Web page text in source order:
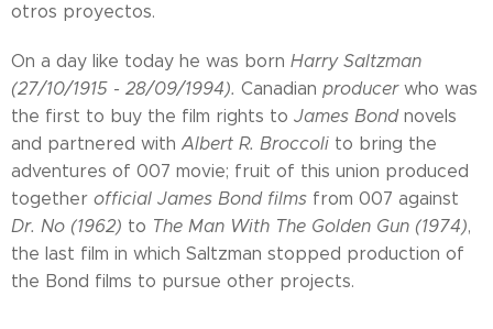
otros proyectos.
On a day like today he was born Harry Saltzman
(27/10/1915 - 28/09/1994). Canadian producerwho was
the first to buy the film rights to James Bondnovels
and partnered with Albert R. Broccoli to bring the
adventures of 007 movie; fruit of this union produced
together official James Bond films from 007 against
Dr. No (1962) to The Man With The Golden Gun (1974),
the last film in which Saltzman stopped production of
the Bond films to pursue other projects.